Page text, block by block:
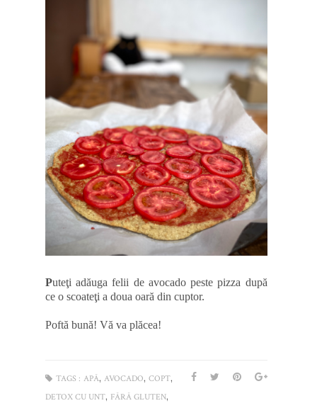
Puteţi adăuga felii de avocado peste pizza după
ce o scoateţi a doua oară din cuptor.
Poftă bună! Vă va plăcea!
TAGS : APĂ, AVOCADO, COPT,
DETOX CU UNT, FĂRĂ GLUTEN,